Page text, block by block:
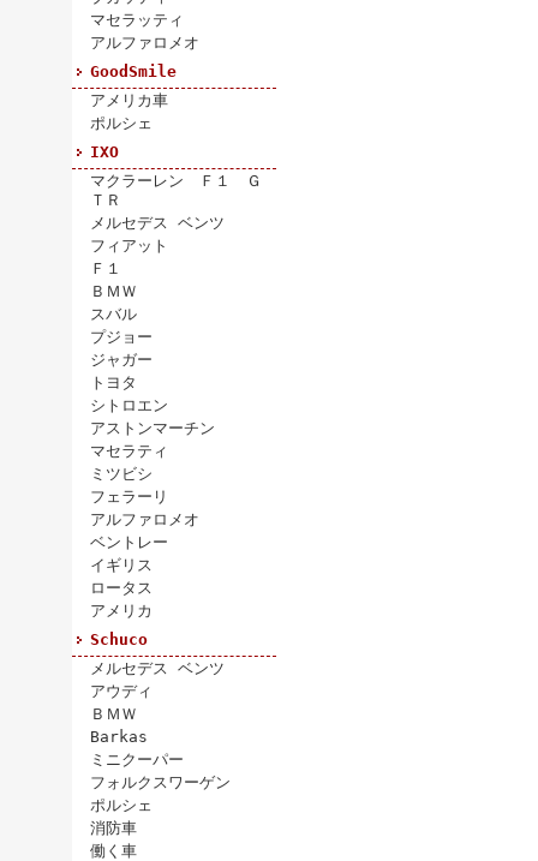
マセラッティ
アルファロメオ
GoodSmile
アメリカ車
ポルシェ
IXO
マクラーレン Ｆ１ Ｇ
ＴＲ
メルセデス ベンツ
フィアット
Ｆ１
ＢＭＷ
スバル
プジョー
ジャガー
トヨタ
シトロエン
アストンマーチン
マセラティ
ミツビシ
フェラーリ
アルファロメオ
ベントレー
イギリス
ロータス
アメリカ
Schuco
メルセデス ベンツ
アウディ
ＢＭＷ
Barkas
ミニクーパー
フォルクスワーゲン
ポルシェ
消防車
働く車